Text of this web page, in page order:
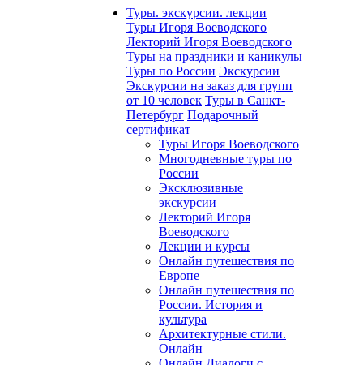
Туры. экскурсии. лекции
Туры Игоря Воеводского
Лекторий Игоря Воеводского
Туры на праздники и каникулы
Туры по России Экскурсии
Экскурсии на заказ для групп
от 10 человек Туры в Санкт-
Петербург Подарочный
сертификат
Туры Игоря Воеводского
Многодневные туры по
России
Эксклюзивные
экскурсии
Лекторий Игоря
Воеводского
Лекции и курсы
Онлайн путешествия по
Европе
Онлайн путешествия по
России. История и
культура
Архитектурные стили.
Онлайн